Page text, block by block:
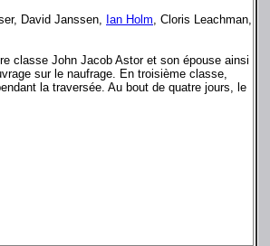
David Janssen, Ian Holm, Cloris Leachman,
classe John Jacob Astor et son épouse ainsi
sur le naufrage. En troisième classe,
la traversée. Au bout de quatre jours, le